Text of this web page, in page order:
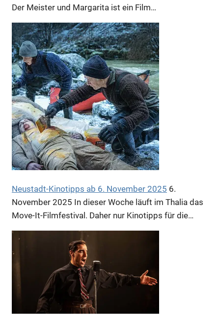
Der Meister und Margarita ist ein Film…
Neustadt-Kinotipps ab 6. November 2025 6.
November 2025 In dieser Woche läuft im Thalia das
Move-It-Filmfestival. Daher nur Kinotipps für die…